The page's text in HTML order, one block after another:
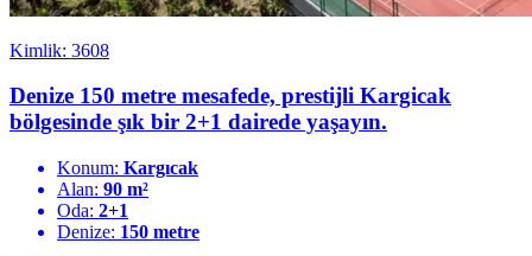
Kimlik: 3608
Denize 150 metre mesafede, prestijli Kargicak
bölgesinde şık bir 2+1 dairede yaşayın.
Konum: Kargıcak
Alan: 90 m²
Oda: 2+1
Denize: 150 metre